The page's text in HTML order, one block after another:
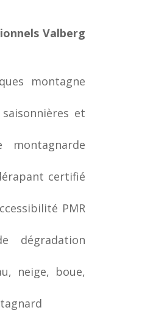
Valberg
montagne
et
montagnarde
certifié
PMR
dégradation
neige, boue,